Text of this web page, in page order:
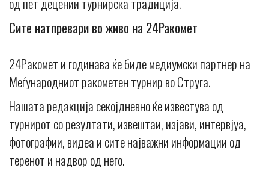
Сите натпревари во живо на 24Ракомет
24Ракомет и годинава ќе биде медиумски партнер на
Меѓународниот ракометен турнир во Струга.
Нашата редакција секојдневно ќе известува од
турнирот со резултати, извештаи, изјави, интервјуа,
фотографии, видеа и сите најважни информации од
теренот и надвор од него.